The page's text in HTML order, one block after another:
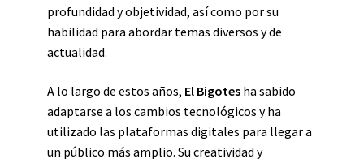
profundidad y objetividad, así como por su
habilidad para abordar temas diversos y de
actualidad.
A lo largo de estos años, El Bigotes ha sabido
adaptarse a los cambios tecnológicos y ha
utilizado las plataformas digitales para llegar a
un público más amplio. Su creatividad y